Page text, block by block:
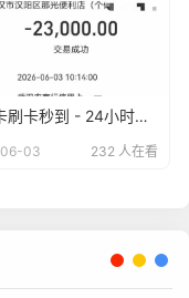
信用卡刷卡秒到 - 24小时无忧服务，安全便捷的支付新体验
03 232 人在看